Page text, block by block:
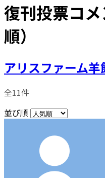
復刊投票コ
順）
アリスファーム
全11件
並び順